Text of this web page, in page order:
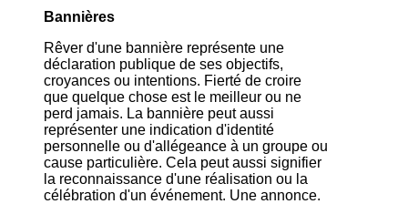
Bannières
Rêver d'une bannière représente une
déclaration publique de ses objectifs,
croyances ou intentions. Fierté de croire
que quelque chose est le meilleur ou ne
perd jamais. La bannière peut aussi
représenter une indication d'identité
personnelle ou d'allégeance à un groupe ou
cause particulière. Cela peut aussi signifier
la reconnaissance d'une réalisation ou la
célébration d'un événement. Une annonce.